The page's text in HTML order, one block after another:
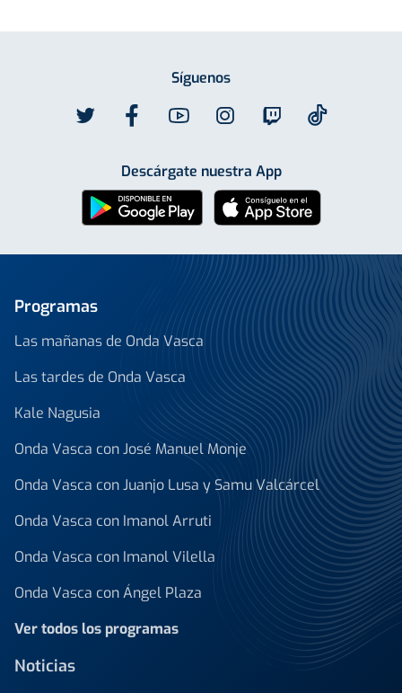
Síguenos
Descárgate nuestra App
Programas
Las mañanas de Onda Vasca
Las tardes de Onda Vasca
Kale Nagusia
Onda Vasca con José Manuel Monje
Onda Vasca con Juanjo Lusa y Samu Valcárcel
Onda Vasca con Imanol Arruti
Onda Vasca con Imanol Vilella
Onda Vasca con Ángel Plaza
Ver todos los programas
Noticias